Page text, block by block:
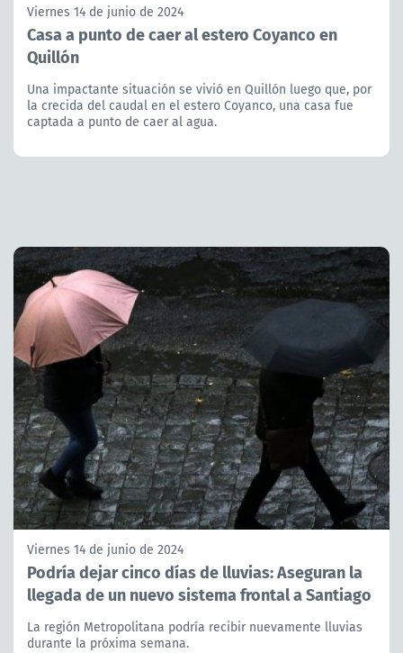
Viernes 14 de junio de 2024
Casa a punto de caer al estero Coyanco en
Quillón
Una impactante situación se vivió en Quillón luego que, por
la crecida del caudal en el estero Coyanco, una casa fue
captada a punto de caer al agua.
Viernes 14 de junio de 2024
Podría dejar cinco días de lluvias: Aseguran la
llegada de un nuevo sistema frontal a Santiago
La región Metropolitana podría recibir nuevamente lluvias
durante la próxima semana.